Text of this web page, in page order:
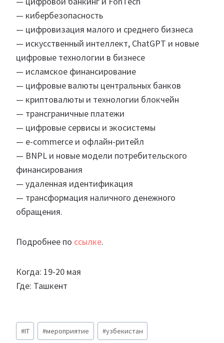
— кибербезопасность
— цифровизация малого и среднего бизнеса
— искусственный интеллект, ChatGPT и новые
цифровые технологии в бизнесе
— исламское финансирование
— цифровые валюты центральных банков
— криптовалюты и технологии блокчейн
— трансграничные платежи
— цифровые сервисы и экосистемы
— e-commerce и офлайн-ритейл
— BNPL и новые модели потребительского
финансирования
— удаленная идентификация
— трансформация наличного денежного
обращения.
Подробнее по ссылке.
Когда: 19-20 мая
Где: Ташкент
Метки
записи:
#IT #мероприятие #узбекистан